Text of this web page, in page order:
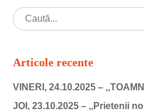
Articole recente
VINERI, 24.10.2025 –
JOI, 23.10.2025 – ,,Prietenii